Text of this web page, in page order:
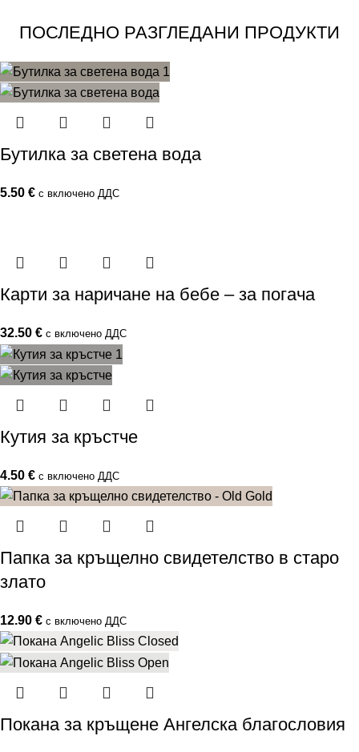
ПОСЛЕДНО РАЗГЛЕДАНИ ПРОДУКТИ
Бутилка за светена вода
5.50 € с включено ДДС
Карти за наричане на бебе – за погача
32.50 € с включено ДДС
Кутия за кръстче
4.50 € с включено ДДС
Папка за кръщелно свидетелство в старо
злато
12.90 € с включено ДДС
Покана за кръщене Ангелска благословия